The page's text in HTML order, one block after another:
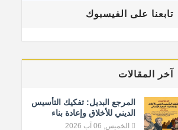
تابعنا على الفيسبوك
آخر المقالات
المرجع البديل: تفكيك التأسيس
الديني للأخلاق وإعادة بناء
المعيار الإنساني
الخميس, 06 آب 2026